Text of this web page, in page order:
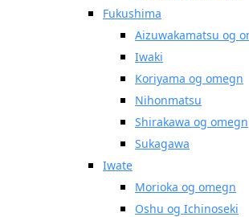
Fukushima
Aizuwakamatsu og
Iwaki
Koriyama og omegn
Nihonmatsu
Shirakawa og omegn
Sukagawa
Iwate
Morioka og omegn
Oshu og Ichinoseki